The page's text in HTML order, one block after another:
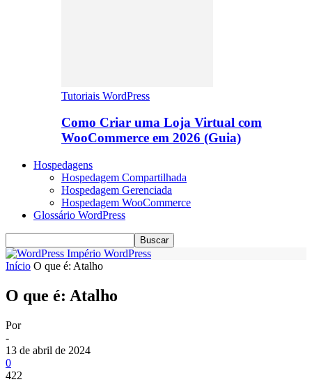
Tutoriais WordPress
Como Criar uma Loja Virtual com
WooCommerce em 2026 (Guia)
Hospedagens
Hospedagem Compartilhada
Hospedagem Gerenciada
Hospedagem WooCommerce
Glossário WordPress
Império WordPress
Início O que é: Atalho
O que é: Atalho
Por
-
13 de abril de 2024
0
422